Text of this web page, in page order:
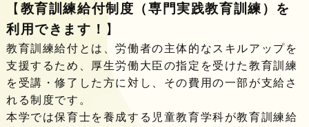
【 教育訓練給付制度（専門実践教育訓練）を
利用できます！ 】
教育訓練給付とは、労働者の主体的なスキルアップを
支援するため、厚生労働大臣の指定を受けた教育訓練
を受講・修了した方に対し、その費用の一部が支給さ
れる制度です。
本学では保育士を養成する児童教育学科が教育訓練給